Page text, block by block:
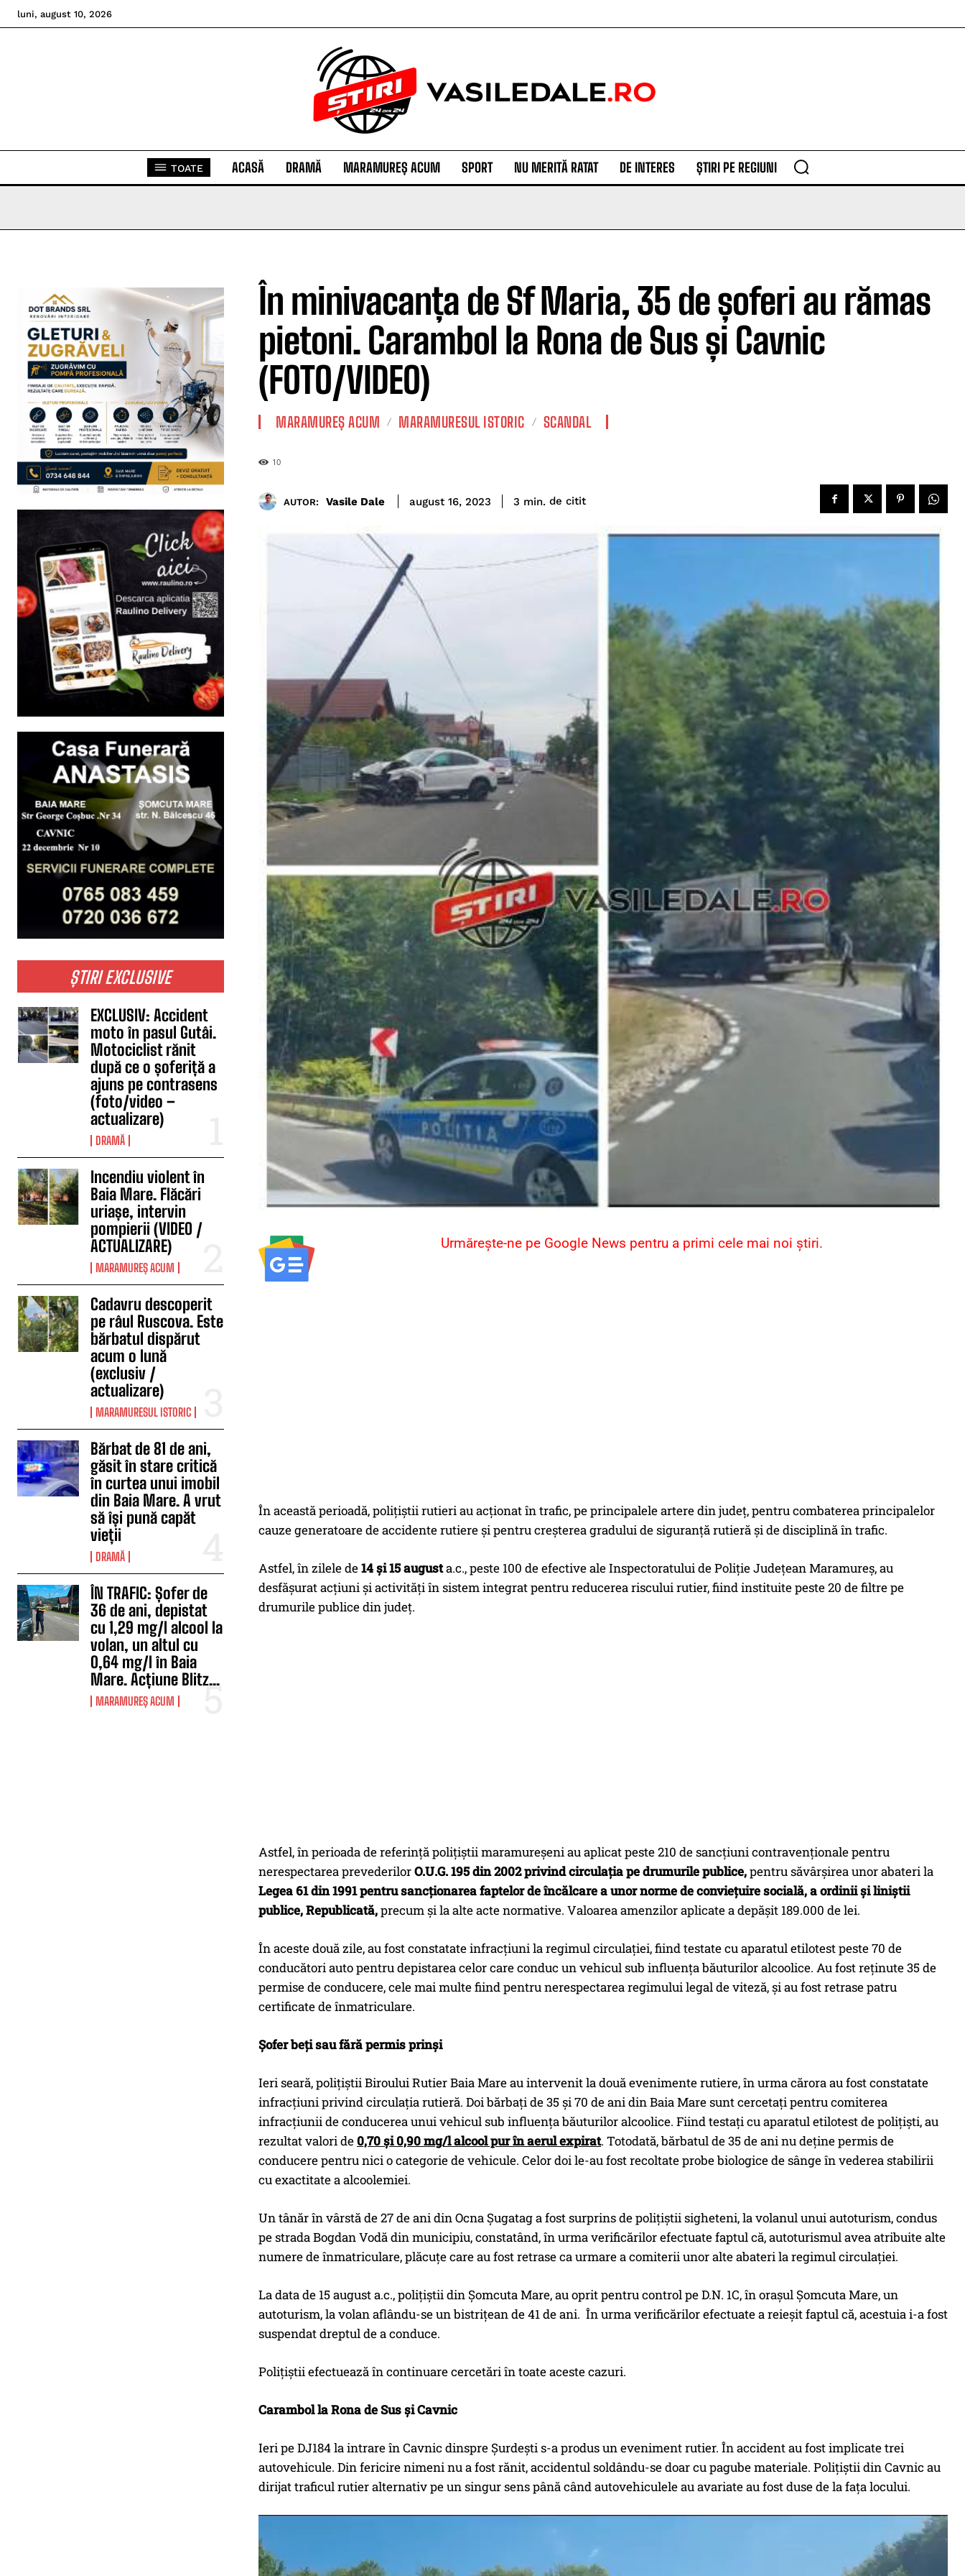
luni, august 10, 2026
TOATE ACASĂ DRAMĂ MARAMUREȘ ACUM SPORT NU MERITĂ RATAT DE INTERES ȘTIRI PE REGIUNI
ȘTIRI EXCLUSIVE
EXCLUSIV: Accident
moto în pasul Gutâi.
Motociclist rănit
după ce o șoferiță a
ajuns pe contrasens
(foto/video –
actualizare)
DRAMĂ
Incendiu violent în
Baia Mare. Flăcări
uriașe, intervin
pompierii (VIDEO /
ACTUALIZARE)
MARAMUREȘ ACUM
Cadavru descoperit
pe râul Ruscova. Este
bărbatul dispărut
acum o lună
(exclusiv /
actualizare)
MARAMURESUL ISTORIC
Bărbat de 81 de ani,
găsit în stare critică
în curtea unui imobil
din Baia Mare. A vrut
să își pună capăt
vieții
DRAMĂ
ÎN TRAFIC: Șofer de
36 de ani, depistat
cu 1,29 mg/l alcool la
volan, un altul cu
0,64 mg/l în Baia
Mare. Acțiune Blitz...
MARAMUREȘ ACUM
În minivacanța de Sf Maria, 35 de șoferi au rămas
pietoni. Carambol la Rona de Sus și Cavnic
(FOTO/VIDEO)
MARAMUREȘ ACUM MARAMURESUL ISTORIC SCANDAL
10
AUTOR: Vasile Dale august 16, 2023 3 min. de citit
Urmărește-ne pe Google News pentru a primi cele mai noi știri.
În această perioadă, polițiștii rutieri au acționat în trafic, pe principalele artere din județ, pentru combaterea principalelor
cauze generatoare de accidente rutiere și pentru creșterea gradului de siguranță rutieră și de disciplină în trafic.
Astfel, în zilele de14 și 15 augusta.c., peste 100 de efective ale Inspectoratului de Poliție Județean Maramureș, au
desfășurat acțiuni și activități în sistem integrat pentru reducerea riscului rutier, fiind instituite peste 20 de filtre pe
drumurile publice din județ.
Astfel, în perioada de referință polițiștii maramureșeni au aplicat peste 210 de sancțiuni contravenționale pentru
nerespectarea prevederilorO.U.G. 195 din 2002 privind circulația pe drumurile publice,pentru săvârșirea unor abateri la
Legea 61 din 1991 pentru sancționarea faptelor de încălcare a unor norme de conviețuire socială, a ordinii și liniștii
publice, Republicată,precum și la alte acte normative. Valoarea amenzilor aplicate a depășit 189.000 de lei.
În aceste două zile, au fost constatate infracțiuni la regimul circulației, fiind testate cu aparatul etilotest peste 70 de
conducători auto pentru depistarea celor care conduc un vehicul sub influența băuturilor alcoolice. Au fost reținute 35 de
permise de conducere, cele mai multe fiind pentru nerespectarea regimului legal de viteză, și au fost retrase patru
certificate de înmatriculare.
Șofer beți sau fără permis prinși
Ieri seară, polițiștii Biroului Rutier Baia Mare au intervenit la două evenimente rutiere, în urma cărora au fost constatate
infracțiuni privind circulația rutieră. Doi bărbați de 35 și 70 de ani din Baia Mare sunt cercetați pentru comiterea
infracțiunii de conducerea unui vehicul sub influența băuturilor alcoolice. Fiind testați cu aparatul etilotest de polițiști, au
rezultat valori de0,70 și 0,90 mg/l alcool pur în aerul expirat. Totodată, bărbatul de 35 de ani nu deține permis de
conducere pentru nici o categorie de vehicule. Celor doi le-au fost recoltate probe biologice de sânge în vederea stabilirii
cu exactitate a alcoolemiei.
Un tânăr în vârstă de 27 de ani din Ocna Șugatag a fost surprins de polițiștii sigheteni, la volanul unui autoturism, condus
pe strada Bogdan Vodă din municipiu, constatând, în urma verificărilor efectuate faptul că, autoturismul avea atribuite alte
numere de înmatriculare, plăcuțe care au fost retrase ca urmare a comiterii unor alte abateri la regimul circulației.
La data de 15 august a.c., polițiștii din Șomcuta Mare, au oprit pentru control pe D.N. 1C, în orașul Șomcuta Mare, un
autoturism, la volan aflându-se un bistrițean de 41 de ani. În urma verificărilor efectuate a reieșit faptul că, acestuia i-a fost
suspendat dreptul de a conduce.
Polițiștii efectuează în continuare cercetări în toate aceste cazuri.
Carambol la Rona de Sus și Cavnic
Ieri pe DJ184 la intrare în Cavnic dinspre Șurdești s-a produs un eveniment rutier. În accident au fost implicate trei
autovehicule. Din fericire nimeni nu a fost rănit, accidentul soldându-se doar cu pagube materiale. Polițiștii din Cavnic au
dirijat traficul rutier alternativ pe un singur sens până când autovehiculele au avariate au fost duse de la fața locului.